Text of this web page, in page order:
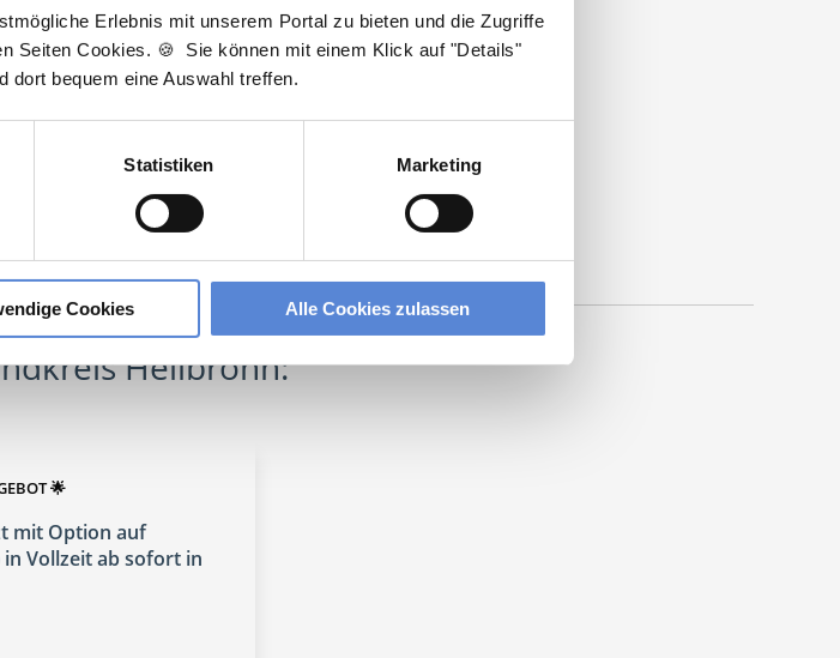
Erlebnis mit unserem Portal zu bieten und die Zugriffe
Seiten Cookies. 🍪 Sie können mit einem Klick auf "Details"
dort bequem eine Auswahl treffen.
Statistiken Marketing
Cookies Alle Cookies zulassen
Markdown (CC BY 4.0)
Heilbronn:
🌟
mit Option auf
Vollzeit ab sofort in